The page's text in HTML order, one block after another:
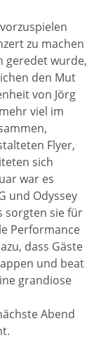
zu machen
geredet wurde,
den Mut
von Jörg
viel im
Flyer,
sich
war es
und Odyssey
sorgten sie für
Performance
dass Gäste
und beat
grandiose
Abend